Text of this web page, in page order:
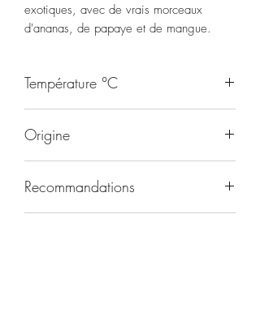
exotiques, avec de vrais morceaux
d'ananas, de papaye et de mangue.
Température °C
Origine
Recommandations